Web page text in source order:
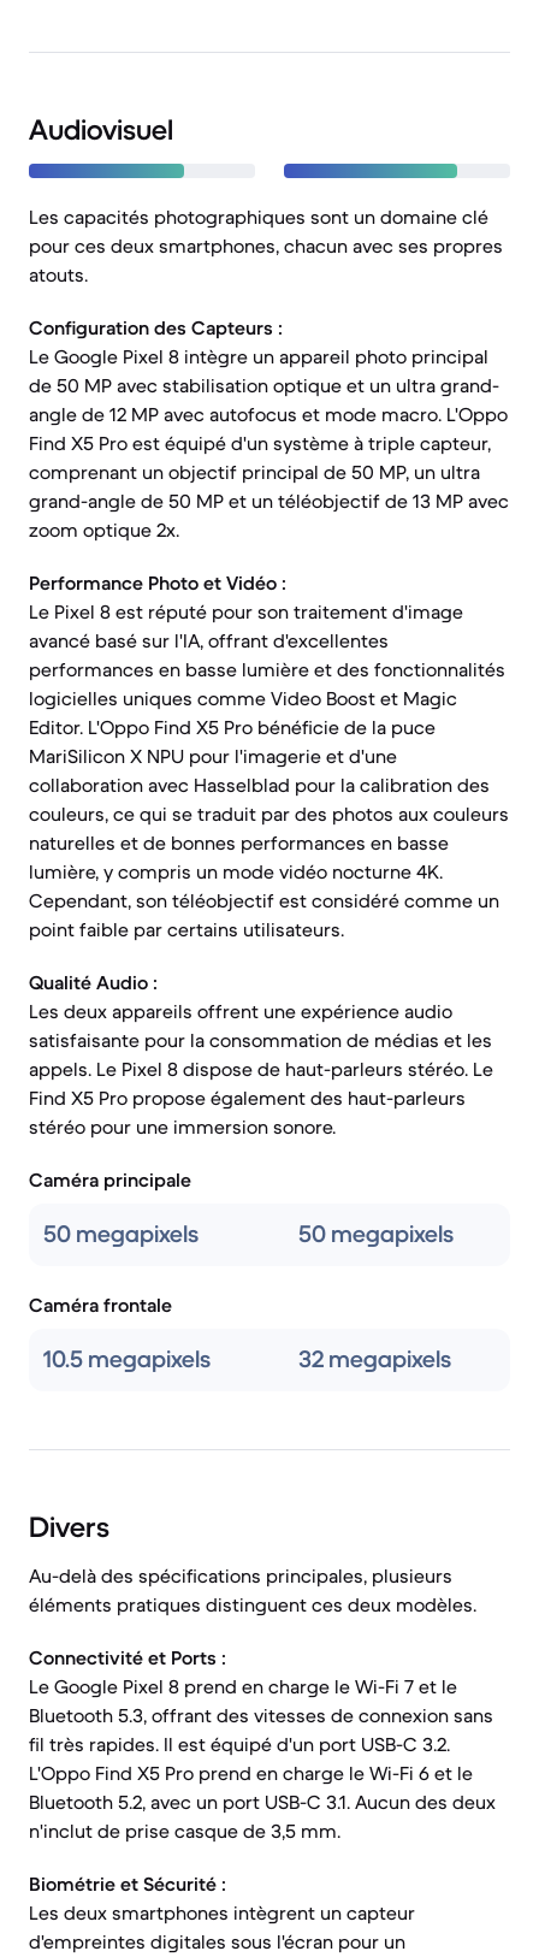
Audiovisuel
Les capacités photographiques sont un domaine clé
pour ces deux smartphones, chacun avec ses propres
atouts.
Configuration des Capteurs :
Le Google Pixel 8 intègre un appareil photo principal
de 50 MP avec stabilisation optique et un ultra grand-
angle de 12 MP avec autofocus et mode macro. L'Oppo
Find X5 Pro est équipé d'un système à triple capteur,
comprenant un objectif principal de 50 MP, un ultra
grand-angle de 50 MP et un téléobjectif de 13 MP avec
zoom optique 2x.
Performance Photo et Vidéo :
Le Pixel 8 est réputé pour son traitement d'image
avancé basé sur l'IA, offrant d'excellentes
performances en basse lumière et des fonctionnalités
logicielles uniques comme Video Boost et Magic
Editor. L'Oppo Find X5 Pro bénéficie de la puce
MariSilicon X NPU pour l'imagerie et d'une
collaboration avec Hasselblad pour la calibration des
couleurs, ce qui se traduit par des photos aux couleurs
naturelles et de bonnes performances en basse
lumière, y compris un mode vidéo nocturne 4K.
Cependant, son téléobjectif est considéré comme un
point faible par certains utilisateurs.
Qualité Audio :
Les deux appareils offrent une expérience audio
satisfaisante pour la consommation de médias et les
appels. Le Pixel 8 dispose de haut-parleurs stéréo. Le
Find X5 Pro propose également des haut-parleurs
stéréo pour une immersion sonore.
Caméra principale
50 megapixels 50 megapixels
Caméra frontale
10.5 megapixels 32 megapixels
Divers
Au-delà des spécifications principales, plusieurs
éléments pratiques distinguent ces deux modèles.
Connectivité et Ports :
Le Google Pixel 8 prend en charge le Wi-Fi 7 et le
Bluetooth 5.3, offrant des vitesses de connexion sans
fil très rapides. Il est équipé d'un port USB-C 3.2.
L'Oppo Find X5 Pro prend en charge le Wi-Fi 6 et le
Bluetooth 5.2, avec un port USB-C 3.1. Aucun des deux
n'inclut de prise casque de 3,5 mm.
Biométrie et Sécurité :
Les deux smartphones intègrent un capteur
d'empreintes digitales sous l'écran pour un